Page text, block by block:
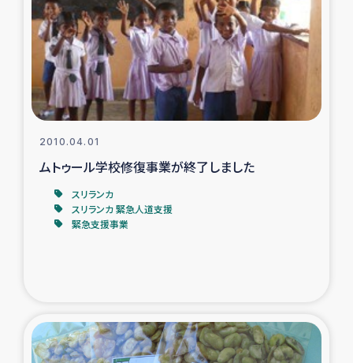
ガザ地区での公園の緑化を通じた支援事業
ガザ地区における被災住民への緊急支援
ガザ地区酪農を通した女性グループの生計支援
ふりかけ普及と食生活改善による栄養改善事業
フェアトレード事業
緊急支援事業
食べる
2010.04.01
ムトゥール学校修復事業が終了しました
スリランカ
スリランカ 緊急人道支援
緊急支援事業